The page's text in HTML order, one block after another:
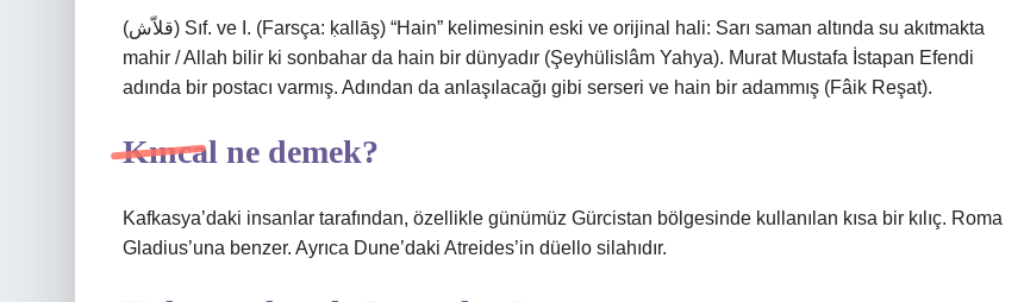
(ﻗﻼّﺵ) Sıf. ve I. (Farsça: ḳallāş) “Hain” kelimesinin eski ve orijinal hali: Sarı saman altında su akıtmakta
mahir / Allah bilir ki sonbahar da hain bir dünyadır (Şeyhülislâm Yahya). Murat Mustafa İstapan Efendi
adında bir postacı varmış. Adından da anlaşılacağı gibi serseri ve hain bir adammış (Fâik Reşat).
Kıncal ne demek?
Kafkasya’daki insanlar tarafından, özellikle günümüz Gürcistan bölgesinde kullanılan kısa bir kılıç. Roma
Gladius’una benzer. Ayrıca Dune’daki Atreides’in düello silahıdır.